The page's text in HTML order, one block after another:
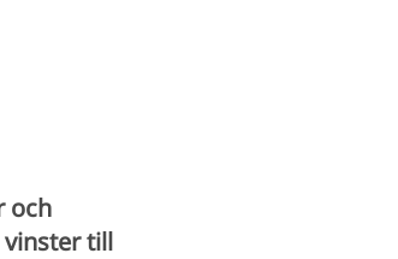
och
vinster till